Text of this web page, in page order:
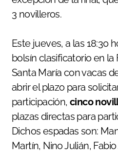
3 novilleros.
Este jueves, a las 18:30
bolsín clasificatorio en la
Santa María con vacas
abrir el plazo para
participación,cinco
plazas directas para
Dichos espadas son:
Martín, Nino Julián,